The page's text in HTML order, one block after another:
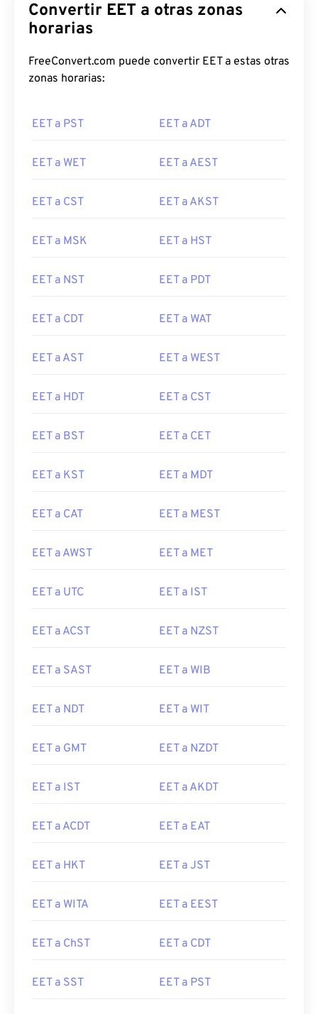
Convertir EET a otras zonas
horarias
FreeConvert.com puede convertir EET a estas otras
zonas horarias:
EET a PST EET a ADT
EET a WET EET a AEST
EET a CST EET a AKST
EET a MSK EET a HST
EET a NST EET a PDT
EET a CDT EET a WAT
EET a AST EET a WEST
EET a HDT EET a CST
EET a BST EET a CET
EET a KST EET a MDT
EET a CAT EET a MEST
EET a AWST EET a MET
EET a UTC EET a IST
EET a ACST EET a NZST
EET a SAST EET a WIB
EET a NDT EET a WIT
EET a GMT EET a NZDT
EET a IST EET a AKDT
EET a ACDT EET a EAT
EET a HKT EET a JST
EET a WITA EET a EEST
EET a ChST EET a CDT
EET a SST EET a PST